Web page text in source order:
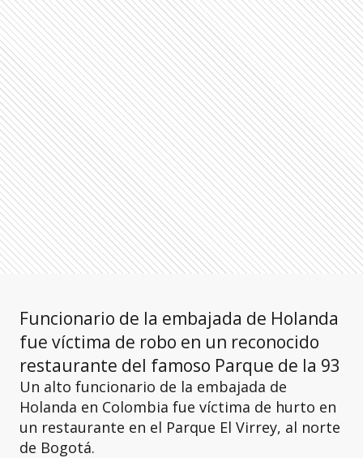
Funcionario de la embajada de Holanda
fue víctima de robo en un reconocido
restaurante del famoso Parque de la 93
Un alto funcionario de la embajada de
Holanda en Colombia fue víctima de hurto en
un restaurante en el Parque El Virrey, al norte
de Bogotá.